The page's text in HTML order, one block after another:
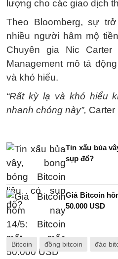
lượng cho các giao dịch
Theo Bloomberg, sự
nhiều người hâm mộ
Chuyên gia Nic Carter
Management mô tả
và khó hiểu.
“Rất kỳ lạ và khó hiểu
nhanh chóng này”, Carter
Tin xấu bủa
sụp đổ?
Giá Bitcoin
50.000 USD
Bitcoin đồng bitcoin đào